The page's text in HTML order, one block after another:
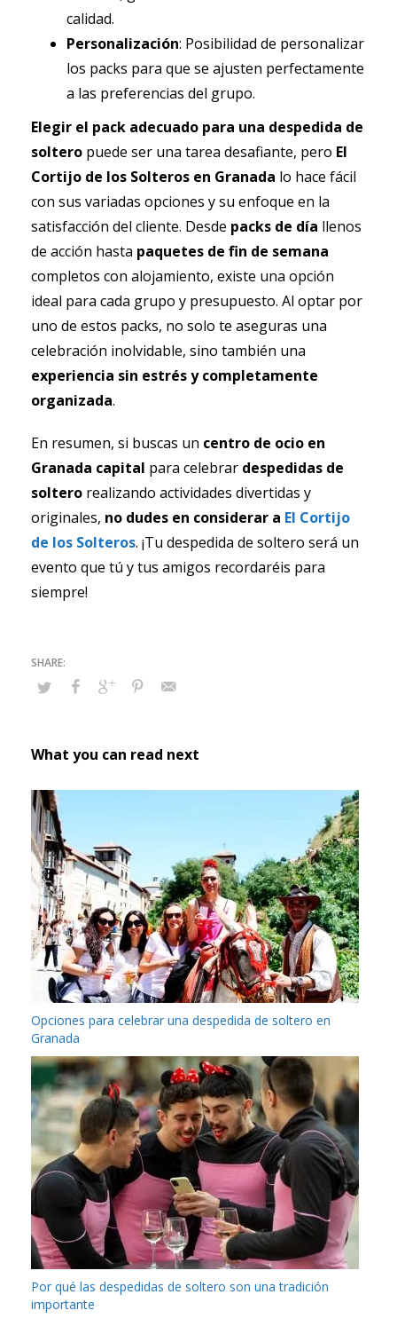
calidad.
Personalización: Posibilidad de personalizar
los packs para que se ajusten perfectamente
a las preferencias del grupo.
Elegir el pack adecuado para una despedida de
soltero puede ser una tarea desafiante, pero El
Cortijo de los Solteros en Granada lo hace fácil
con sus variadas opciones y su enfoque en la
satisfacción del cliente. Desde packs de día llenos
de acción hasta paquetes de fin de semana
completos con alojamiento, existe una opción
ideal para cada grupo y presupuesto. Al optar por
uno de estos packs, no solo te aseguras una
celebración inolvidable, sino también una
experiencia sin estrés y completamente
organizada.
En resumen, si buscas un centro de ocio en
Granada capital para celebrar despedidas de
soltero realizando actividades divertidas y
originales, no dudes en considerar a El Cortijo
de los Solteros. ¡Tu despedida de soltero será un
evento que tú y tus amigos recordaréis para
siempre!
What you can read next
Opciones para celebrar una despedida de soltero en
Granada
Por qué las despedidas de soltero son una tradición
importante